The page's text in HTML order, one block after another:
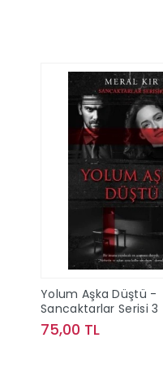
Yolum Aşka Düştü -
Sancaktarlar Serisi 3
75,00 TL